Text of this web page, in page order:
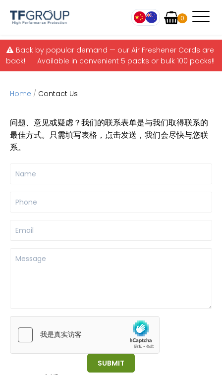
Skip to main content
Back by popular demand — our Air Freshener Cards are
back! Available in convenient 5 packs or bulk 100 packs!!
0Items
Home / Contact Us
问题、意见或疑虑？我们的联系表单是与我们取得联系的
最佳方式。只需填写表格，点击发送，我们会尽快与您联
系。
Message*
SUBMIT